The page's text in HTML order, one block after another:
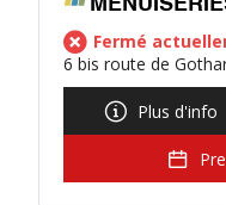
Fermé
6 bis route de
Plus d'info